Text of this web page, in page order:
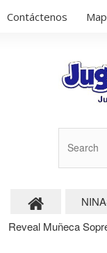
Contáctenos
Reveal Muñeca